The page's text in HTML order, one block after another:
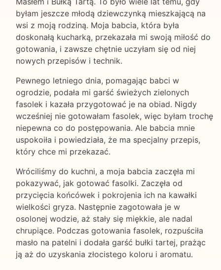
byłam jeszcze młodą dziewczynką mieszkającą na
wsi z moją rodziną. Moja babcia, która była
doskonałą kucharką, przekazała mi swoją miłość do
gotowania, i zawsze chętnie uczyłam się od niej
nowych przepisów i technik.
Pewnego letniego dnia, pomagając babci w
ogrodzie, podała mi garść świeżych zielonych
fasolek i kazała przygotować je na obiad. Nigdy
wcześniej nie gotowałam fasolek, więc byłam trochę
niepewna co do postępowania. Ale babcia mnie
uspokoiła i powiedziała, że ma specjalny przepis,
który chce mi przekazać.
Wróciliśmy do kuchni, a moja babcia zaczęła mi
pokazywać, jak gotować fasolki. Zaczęła od
przycięcia końcówek i pokrojenia ich na kawałki
wielkości gryza. Następnie zagotowała je w
osolonej wodzie, aż stały się miękkie, ale nadal
chrupiące. Podczas gotowania fasolek, rozpuściła
masło na patelni i dodała garść bułki tartej, prażąc
ją aż do uzyskania złocistego koloru i aromatu.